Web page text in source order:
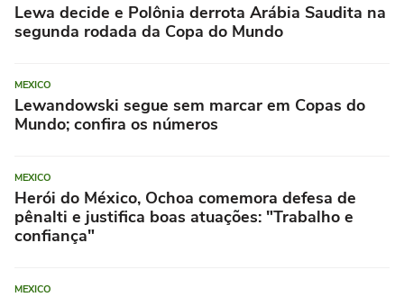
Lewa decide e Polônia derrota Arábia Saudita na
segunda rodada da Copa do Mundo
MEXICO
Lewandowski segue sem marcar em Copas do
Mundo; confira os números
MEXICO
Herói do México, Ochoa comemora defesa de
pênalti e justifica boas atuações: "Trabalho e
confiança"
MEXICO